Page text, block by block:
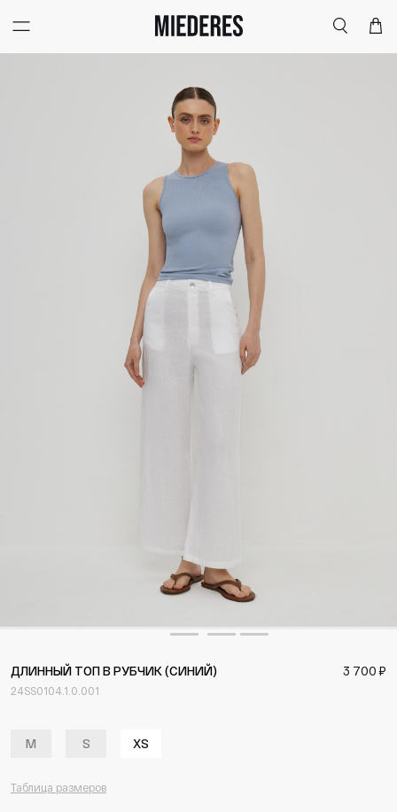
Меню Поиск
ДЛИННЫЙ ТОП В РУБЧИК (СИНИЙ)
24SS0104.1.0.001
3 700 ₽
M S XS
Таблица размеров